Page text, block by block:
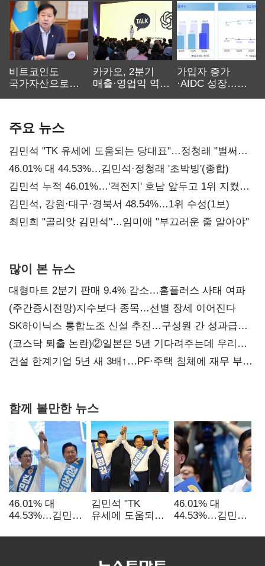
비트코인도
국가자산으로…'
카카오, 2분기
매출·영업익 역대
가입자 증가
·AIDC 성장…
주요 뉴스
김민석 "TK 유세에 도움되는 당대표"…정청래 "벌써
대표된 양 당직 배분"
46.01% 대 44.53%…김민석·정청래 '초박빙'(종합)
김민석 누적 46.01%…'격전지' 호남 앞두고 1위 지켰다
(2보)
김민석, 강원·대구·경북서 48.54%…1위 수성(1보)
최민희 "골리앗 김민석"…임미애 "부끄러운 줄 알아야"
많이 본 뉴스
대형마트 2분기 판매 9.4% 감소…홈플러스 사태 여파
(주간증시전망)지수보다 종목…선별 장세 이어진다
SK하이닉스 통합노조 신설 추진…구성원 간 성과급
불만 확산
(코스닥 퇴출 논란)②일본은 5년 기다려주는데 우리는
당장 퇴출?…시간만으론 부족한 코스닥 구하기
건설 한계기업 5년 새 3배↑…PF·주택 침체에 재무 부담
함께 볼만한 뉴스
46.01% 대
44.53%…김민석·
'초박빙'(종합
김민석 "TK
유세에 도움되는
"벌써 대표된 양
46.01% 대
44.53%…김민석·
'초박빙'(종합)